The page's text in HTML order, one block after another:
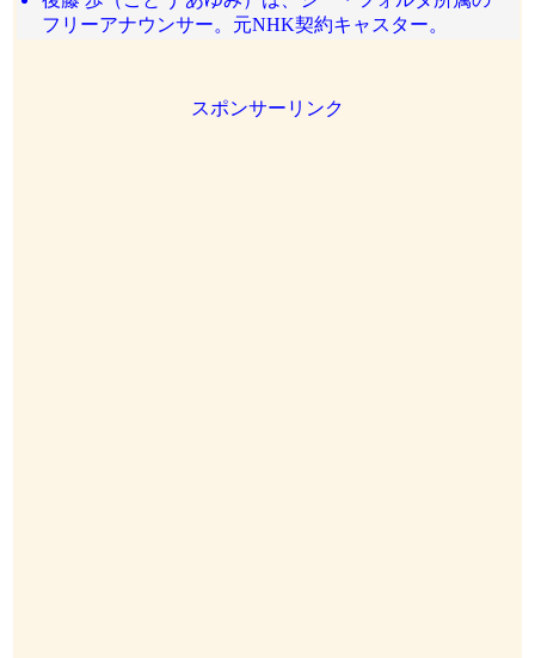
フリーアナウンサー。元NHK契約キャスター。
スポンサーリンク